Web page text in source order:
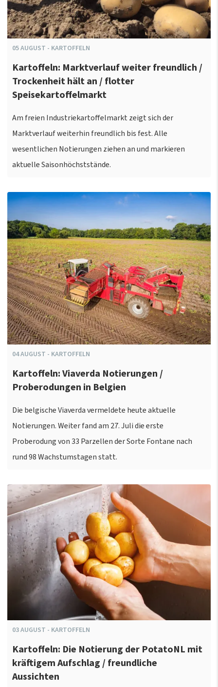
05AUGUST - KARTOFFELN
Kartoffeln: Marktverlauf weiter freundlich /
Trockenheit hält an / flotter
Speisekartoffelmarkt
Am freien Industriekartoffelmarkt zeigt sich der
Marktverlauf weiterhin freundlich bis fest. Alle
wesentlichen Notierungen ziehen an und markieren
aktuelle Saisonhöchststände.
04AUGUST - KARTOFFELN
Kartoffeln: Viaverda Notierungen /
Proberodungen in Belgien
Die belgische Viaverda vermeldete heute aktuelle
Notierungen. Weiter fand am 27. Juli die erste
Proberodung von 33 Parzellen der Sorte Fontane nach
rund 98 Wachstumstagen statt.
03AUGUST - KARTOFFELN
Kartoffeln: Die Notierung der PotatoNL mit
kräftigem Aufschlag / freundliche
Aussichten